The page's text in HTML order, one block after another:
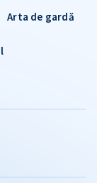
Arta de gardă